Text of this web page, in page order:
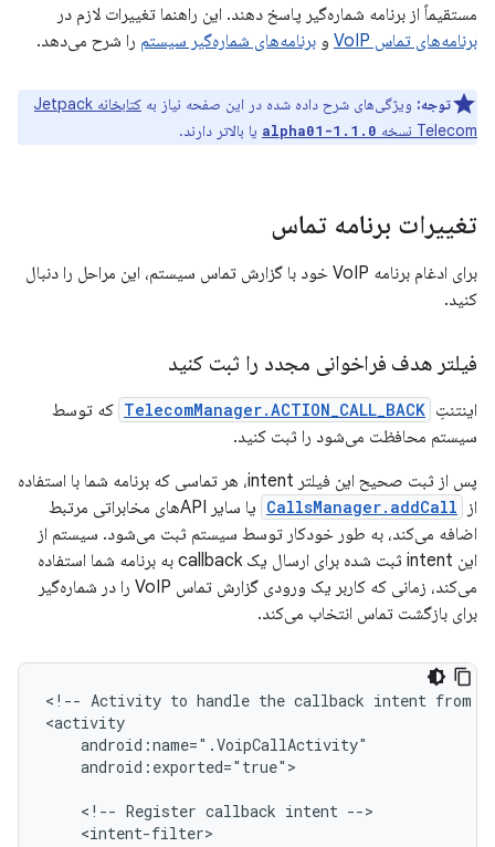
مستقیماً از برنامه شماره‌گیر پاسخ دهند. این راهنما تغییرات لازم در
برنامه‌های تماس VoIP
و برنامه‌های شماره‌گیر سیستم را شرح می‌دهد.
توجه: ویژگی‌های شرح داده شده در این صفحه نیاز به
کتابخانه Jetpack
Telecom نسخه
1.1.0-alpha01 یا بالاتر دارند.
تغییرات برنامه تماس
برای ادغام برنامه VoIP خود با گزارش تماس سیستم، این مراحل را دنبال
کنید.
فیلتر هدف فراخوانی مجدد را ثبت کنید
اینتنتِ TelecomManager.ACTION_CALL_BACK که توسط
سیستم محافظت می‌شود را ثبت کنید.
پس از ثبت صحیح این فیلتر intent، هر تماسی که برنامه شما با استفاده
از
CallsManager.addCall
یا سایر APIهای مخابراتی مرتبط
اضافه می‌کند، به طور خودکار توسط سیستم ثبت می‌شود. سیستم از
این intent ثبت شده برای ارسال یک callback به برنامه شما استفاده
می‌کند، زمانی که کاربر یک ورودی گزارش تماس VoIP را در شماره‌گیر
برای بازگشت تماس انتخاب می‌کند.
<!-- Activity to handle the callback intent from
android:exported="true">
<!-- Register callback intent